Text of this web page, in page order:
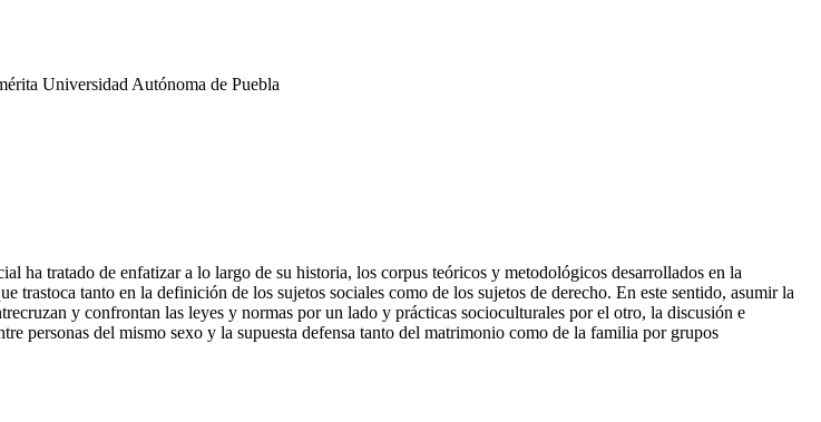
Universidad Autónoma de Puebla
ha tratado de enfatizar a lo largo de su historia, los corpus teóricos y metodológicos desarrollados en la
tanto en la definición de los sujetos sociales como de los sujetos de derecho. En este sentido, asumir la
y confrontan las leyes y normas por un lado y prácticas socioculturales por el otro, la discusión e
personas del mismo sexo y la supuesta defensa tanto del matrimonio como de la familia por grupos